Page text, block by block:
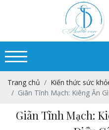
Trang chủ
Kiến thức sức
Giãn Tĩnh Mạch: Kiêng Ăn
Giãn Tĩnh Mạch: